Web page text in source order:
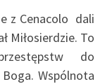
z Cenacolo dali
Miłosierdzie. To
do
Wspólnota